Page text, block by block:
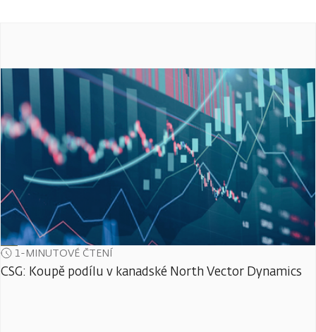
1-MINUTOVÉ ČTENÍ
CSG: Koupě podílu v kanadské North Vector Dynamics